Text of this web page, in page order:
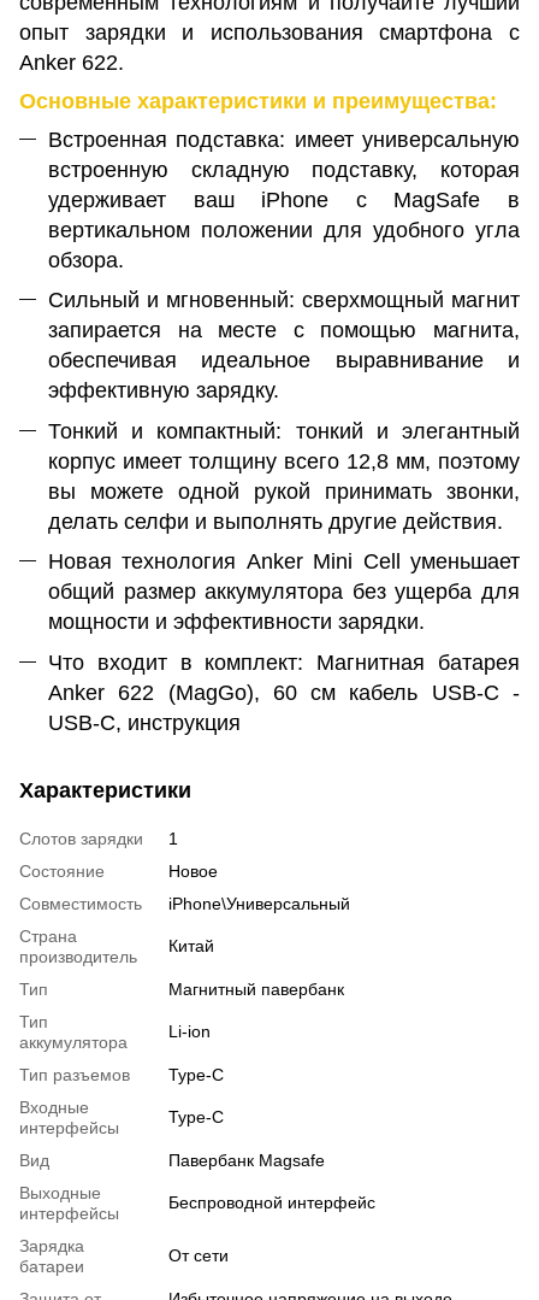
опыт зарядки и использования смартфона с
Anker 622.
Основные характеристики и преимущества:
Встроенная подставка: имеет универсальную
встроенную складную подставку, которая
удерживает ваш iPhone с MagSafe в
вертикальном положении для удобного угла
обзора.
Сильный и мгновенный: сверхмощный магнит
запирается на месте с помощью магнита,
обеспечивая идеальное выравнивание и
эффективную зарядку.
Тонкий и компактный: тонкий и элегантный
корпус имеет толщину всего 12,8 мм, поэтому
вы можете одной рукой принимать звонки,
делать селфи и выполнять другие действия.
Новая технология Anker Mini Cell уменьшает
общий размер аккумулятора без ущерба для
мощности и эффективности зарядки.
Что входит в комплект: Магнитная батарея
Anker 622 (MagGo), 60 см кабель USB-C -
USB-C, инструкция
Характеристики
Слотов зарядки
1
Состояние
Новое
Совместимость
iPhone\Универсальный
Страна
производитель
Китай
Тип
Магнитный павербанк
Тип
аккумулятора
Li-ion
Тип разъемов
Type-C
Входные
интерфейсы
Type-C
Вид
Павербанк Magsafe
Выходные
интерфейсы
Беспроводной интерфейс
Зарядка
батареи
От сети